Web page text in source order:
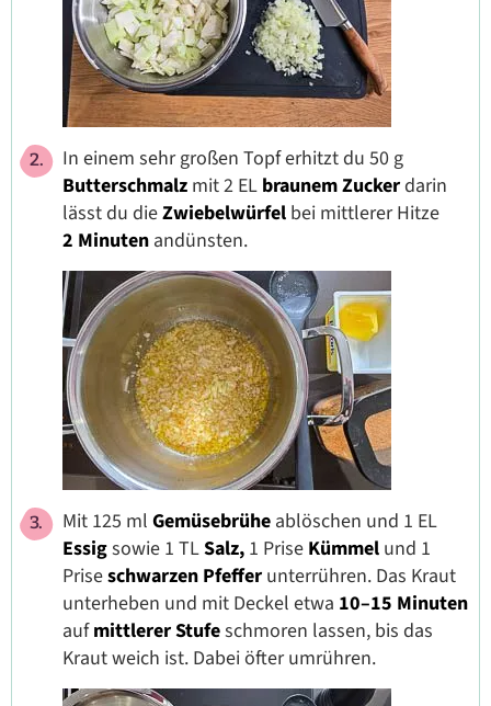
In einem sehr großen Topf erhitzt du 50 g
Butterschmalz mit 2 EL braunem Zuckerdarin
lässt du dieZwiebelwürfel bei mittlerer Hitze
2 Minuten andünsten.
Mit 125 ml Gemüsebrühe ablöschen und 1 EL
Essigsowie 1 TLSalz, 1 Prise Kümmel und 1
Priseschwarzen Pfeffer unterrühren. Das Kraut
unterheben und mit Deckel etwa 10–15 Minuten
aufmittlerer Stufeschmoren lassen, bis das
Kraut weich ist. Dabei öfter umrühren.